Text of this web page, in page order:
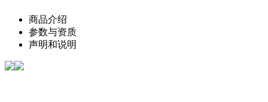
商品介绍
参数与资质
声明和说明